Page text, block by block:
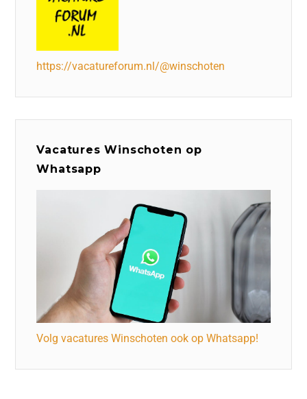
https://vacatureforum.nl/@winschoten
Vacatures Winschoten op
Whatsapp
Volg vacatures Winschoten ook op Whatsapp!